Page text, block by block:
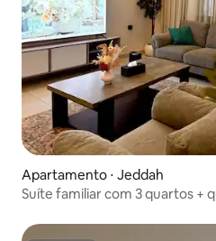
Apartamento ⋅ Jeddah
Suíte familiar com 3 quartos +